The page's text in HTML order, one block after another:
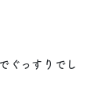
ぐっすりでし